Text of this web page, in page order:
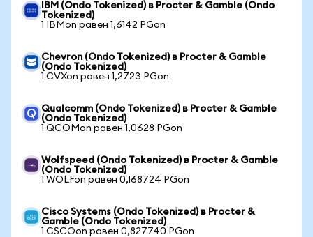
IBM (Ondo Tokenized) в Procter & Gamble (Ondo
Tokenized)
1 IBMon равен 1,6142 PGon
Chevron (Ondo Tokenized) в Procter & Gamble
(Ondo Tokenized)
1 CVXon равен 1,2723 PGon
Qualcomm (Ondo Tokenized) в Procter & Gamble
(Ondo Tokenized)
1 QCOMon равен 1,0628 PGon
Wolfspeed (Ondo Tokenized) в Procter & Gamble
(Ondo Tokenized)
1 WOLFon равен 0,168724 PGon
Cisco Systems (Ondo Tokenized) в Procter &
Gamble (Ondo Tokenized)
1 CSCOon равен 0,827740 PGon